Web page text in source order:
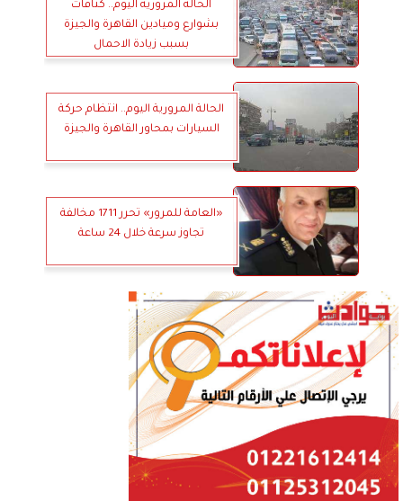
الحالة المرورية اليوم.. كثافات
بشوارع وميادين القاهرة والجيزة
بسبب زيادة الاحمال
الحالة المرورية اليوم.. انتظام حركة
السيارات بمحاور القاهرة والجيزة
«العامة للمرور» تحرر 1711 مخالفة
تجاوز سرعة خلال 24 ساعة